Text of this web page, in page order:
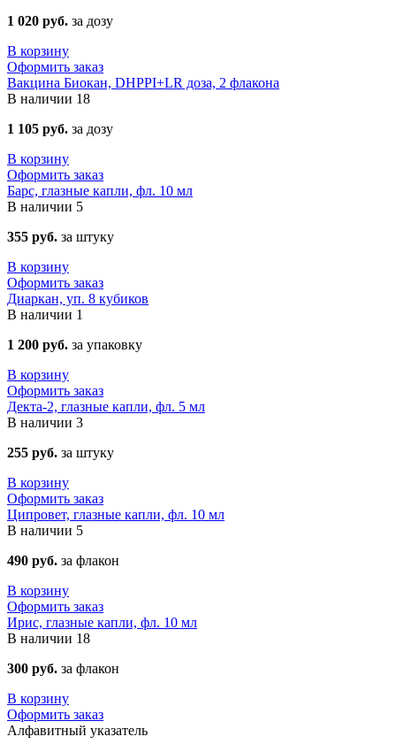
1 020 руб. за дозу
В корзину
Оформить заказ
Вакцина Биокан, DHPPI+LR доза, 2 флакона
В наличии 18
1 105 руб. за дозу
В корзину
Оформить заказ
Барс, глазные капли, фл. 10 мл
В наличии 5
355 руб. за штуку
В корзину
Оформить заказ
Диаркан, уп. 8 кубиков
В наличии 1
1 200 руб. за упаковку
В корзину
Оформить заказ
Декта-2, глазные капли, фл. 5 мл
В наличии 3
255 руб. за штуку
В корзину
Оформить заказ
Ципровет, глазные капли, фл. 10 мл
В наличии 5
490 руб. за флакон
В корзину
Оформить заказ
Ирис, глазные капли, фл. 10 мл
В наличии 18
300 руб. за флакон
В корзину
Оформить заказ
Алфавитный указатель